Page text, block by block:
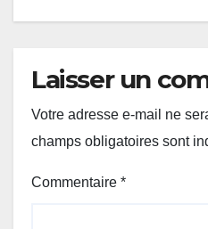
Laisser un
Votre adresse e-mail ne
champs obligatoires sont
Commentaire *